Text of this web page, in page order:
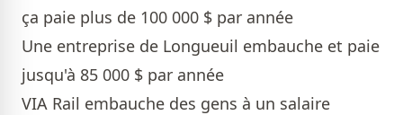
ça paie plus de 100 000 $ par année
Une entreprise de Longueuil embauche et paie
jusqu'à 85 000 $ par année
VIA Rail embauche des gens à un salaire